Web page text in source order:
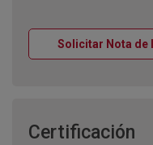
Solicitar Nota de
Certificación